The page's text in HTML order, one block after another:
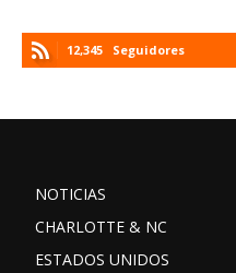
12,345 Seguidores
NOTICIAS
CHARLOTTE & NC
ESTADOS UNIDOS